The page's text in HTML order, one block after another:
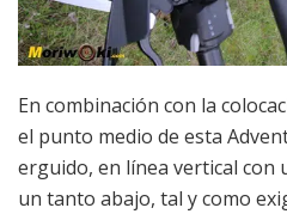
En combinación con la
el punto medio de esta
erguido, en línea vertical con
un tanto abajo, tal y como